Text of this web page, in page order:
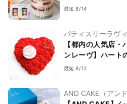
ブラン＞バースデ
最短 8/14
パティスリーラヴ
【都内の人気店
ンレーヴ】ハート
ケーキ4号
最短 8/12
AND CAKE（アン